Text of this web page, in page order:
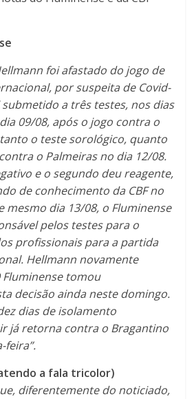
foi afastado do jogo de
por suspeita de Covid-
a três testes, nos dias
09/08, após o jogo contra o
o teste sorológico, quanto
o Palmeiras no dia 12/08.
e o segundo deu reagente,
de conhecimento da CBF no
mesmo dia 13/08, o Fluminense
pelos testes para o
profissionais para a partida
Hellmann novamente
tomou
decisão ainda neste domingo.
dias de isolamento
já retorna contra o Bragantino
feira”.
a fala tricolor)
diferentemente do noticiado,